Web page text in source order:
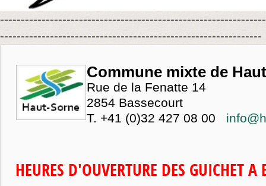
---------------------------------------------------------------
Commune mixte de
Rue de la Fenatte 14
2854 Bassecourt
T. +41 (0)32 427 08 00
HEURES D'OUVERTURE DES GUICHET A